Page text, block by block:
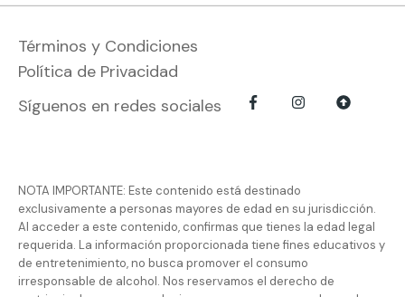
Términos y Condiciones
Política de Privacidad
Síguenos en redes sociales
NOTA IMPORTANTE: Este contenido está destinado
exclusivamente a personas mayores de edad en su jurisdicción.
Al acceder a este contenido, confirmas que tienes la edad legal
requerida. La información proporcionada tiene fines educativos y
de entretenimiento, no busca promover el consumo
irresponsable de alcohol. Nos reservamos el derecho de